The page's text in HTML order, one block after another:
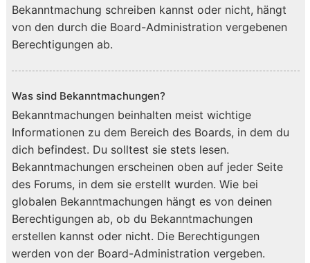
Bekanntmachung schreiben kannst oder nicht, hängt
von den durch die Board-Administration vergebenen
Berechtigungen ab.
Was sind Bekanntmachungen?
Bekanntmachungen beinhalten meist wichtige
Informationen zu dem Bereich des Boards, in dem du
dich befindest. Du solltest sie stets lesen.
Bekanntmachungen erscheinen oben auf jeder Seite
des Forums, in dem sie erstellt wurden. Wie bei
globalen Bekanntmachungen hängt es von deinen
Berechtigungen ab, ob du Bekanntmachungen
erstellen kannst oder nicht. Die Berechtigungen
werden von der Board-Administration vergeben.